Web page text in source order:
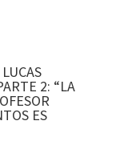
2: “LA
ES